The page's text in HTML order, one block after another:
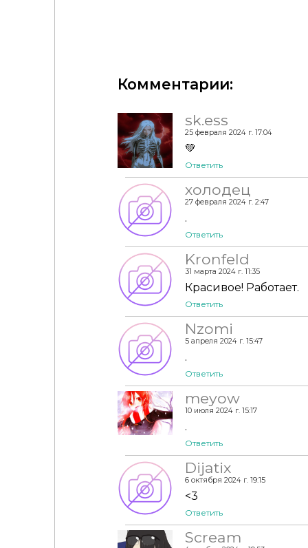
Комментарии:
sk.ess
25 февраля 2024 г. 17:04
💚
Ответить
холодец
27 февраля 2024 г. 2:47
.
Ответить
Kronfeld
31 марта 2024 г. 11:35
Красивое! Работает.
Ответить
Nzomi
5 апреля 2024 г. 15:47
.
Ответить
meyow
10 июля 2024 г. 15:17
.
Ответить
Dijatix
6 октября 2024 г. 19:15
<3
Ответить
Scream